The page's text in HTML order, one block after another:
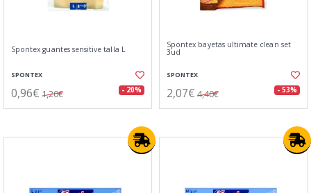
Spontex guantes sensitive talla L
SPONTEX
0,96€ 1,20€ - 20%
Spontex bayetas ultimate clean set
3ud
SPONTEX
2,07€ 4,40€ - 53%